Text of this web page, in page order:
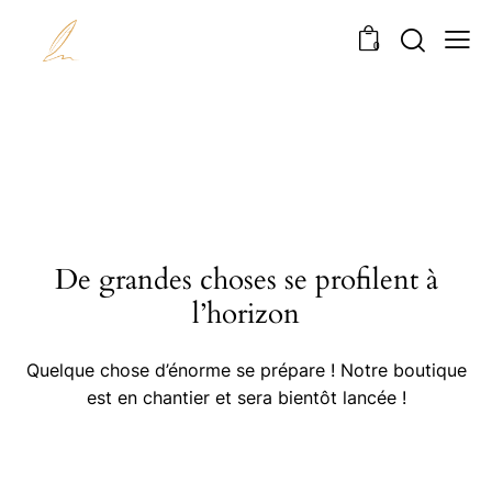
0
De grandes choses se profilent à
l’horizon
Quelque chose d’énorme se prépare ! Notre boutique
est en chantier et sera bientôt lancée !